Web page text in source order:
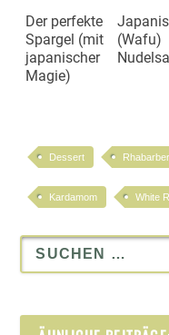
Der perfekte
Spargel (mit
japanischer
Magie)
(Wafu)
Dessert Rhabarber
Kardamom White